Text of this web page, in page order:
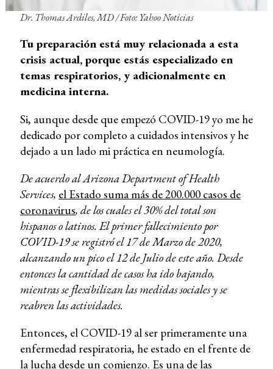
Dr. Thomas Ardiles, MD /Foto: Yahoo Noticias
Tu preparación está muy relacionada a esta
crisis actual, porque estás especializado en
temas respiratorios, y adicionalmente en
medicina interna.
Si, aunque desde que empezó COVID-19 yo me he
dedicado por completo a cuidados intensivos y he
dejado a un lado mi práctica en neumología.
De acuerdo al Arizona Department of Health
Services, el Estado suma más de 200.000 casos de
coronavirus, de los cuales el 30% del total son
hispanos o latinos. El primer fallecimiento por
COVID-19 se registró el 17 de Marzo de 2020,
alcanzando un pico el 12 de Julio de este año. Desde
entonces la cantidad de casos ha ido bajando,
mientras se flexibilizan las medidas sociales y se
reabren las actividades.
Entonces, el COVID-19 al ser primeramente una
enfermedad respiratoria, he estado en el frente de
la lucha desde un comienzo. Es una de las